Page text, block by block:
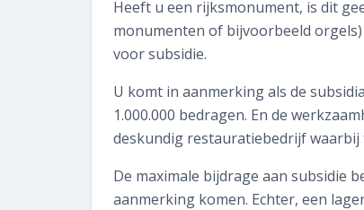
Heeft u een rijksmonument, is dit
monumenten of bijvoorbeeld
voor subsidie.
U komt in aanmerking als de
1.000.000 bedragen. En de
deskundig restauratiebedrijf
De maximale bijdrage aan subsidie
aanmerking komen. Echter, een